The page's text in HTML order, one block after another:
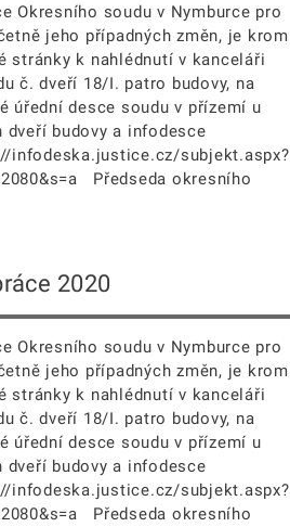
Okresního soudu v Nymburce pro
jeho případných změn, je krom
stránky k nahlédnutí v kanceláři
č. dveří 18/I. patro budovy, na
úřední desce soudu v přízemí u
dveří budovy a infodesce
infodeska.justice.cz/subjekt.aspx?
Předseda okresního
2020
Okresního soudu v Nymburce pro
jeho případných změn, je krom
stránky k nahlédnutí v kanceláři
č. dveří 18/I. patro budovy, na
úřední desce soudu v přízemí u
dveří budovy a infodesce
infodeska.justice.cz/subjekt.aspx?
Předseda okresního